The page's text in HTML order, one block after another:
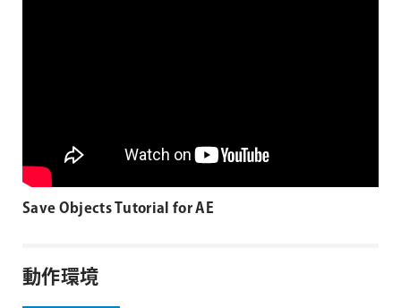
Save Objects Tutorial for AE
動作環境